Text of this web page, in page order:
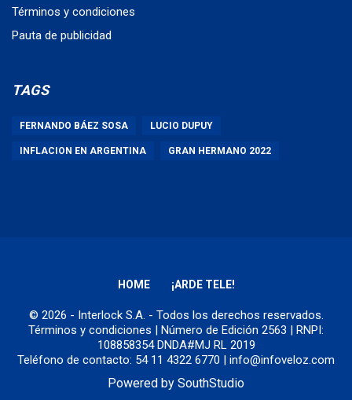
Términos y condiciones
Pauta de publicidad
TAGS
FERNANDO BÁEZ SOSA LUCIO DUPUY
INFLACION EN ARGENTINA GRAN HERMANO 2022
HOME ¡ARDE TELE!
© 2026 - Interlock S.A. - Todos los derechos reservados.
Términos y condiciones | Número de Edición 2563 | RNPI:
108858354 DNDA#MJ RL 2019
Teléfono de contacto: 54 11 4322 6770 | info@infoveloz.com
Powered by SouthStudio